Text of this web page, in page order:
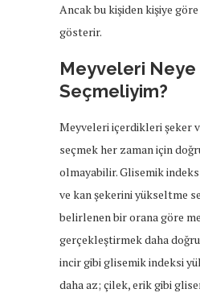
Ancak bu kişiden kişiye
gösterir.
Meyveleri Neye
Seçmeliyim?
Meyveleri içerdikleri şeker
seçmek her zaman için
olmayabilir. Glisemik
ve kan şekerini yükseltme
belirlenen bir orana göre
gerçekleştirmek daha
incir gibi glisemik indeksi
daha az; çilek, erik gibi